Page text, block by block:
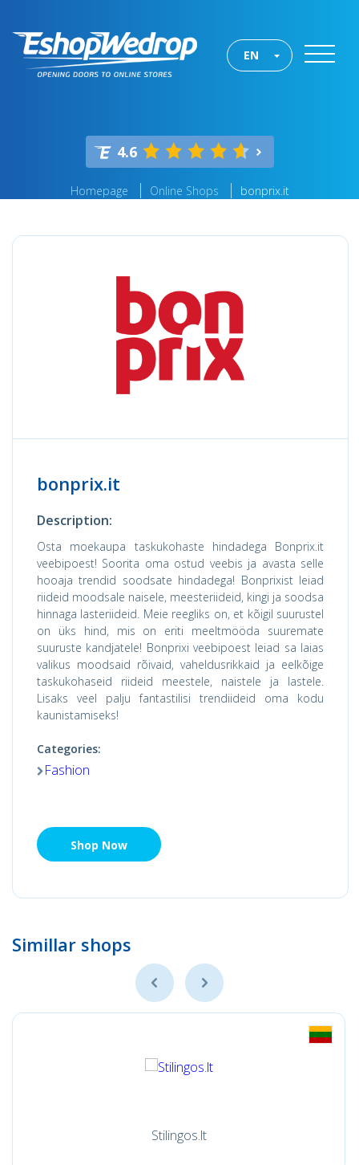
EN
4.6
Homepage Online Shops bonprix.it
bonprix.it
Description:
Osta moekaupa taskukohaste hindadega Bonprix.it
veebipoest! Soorita oma ostud veebis ja avasta selle
hooaja trendid soodsate hindadega! Bonprixist leiad
riideid moodsale naisele, meesteriideid, kingi ja soodsa
hinnaga lasteriideid. Meie reegliks on, et kõigil suurustel
on üks hind, mis on eriti meeltmööda suuremate
suuruste kandjatele! Bonprixi veebipoest leiad sa laias
valikus moodsaid rõivaid, vaheldusrikkaid ja eelkõige
taskukohaseid riideid meestele, naistele ja lastele.
Lisaks veel palju fantastilisi trendiideid oma kodu
kaunistamiseks!
Categories:
Fashion
Shop Now
Simillar shops
Stilingos.lt